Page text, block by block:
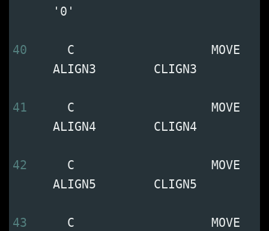
'0'
40
C                   MOVE
ALIGN3        CLIGN3
41
C                   MOVE
ALIGN4        CLIGN4
42
C                   MOVE
ALIGN5        CLIGN5
43
C                   MOVE